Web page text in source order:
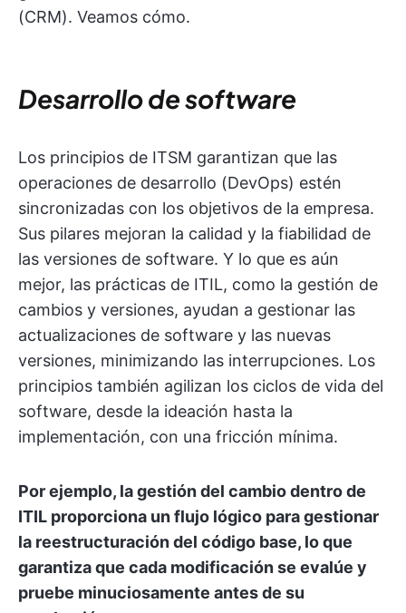
(CRM). Veamos cómo.
Desarrollo de software
Los principios de ITSM garantizan que las
operaciones de desarrollo (DevOps) estén
sincronizadas con los objetivos de la empresa.
Sus pilares mejoran la calidad y la fiabilidad de
las versiones de software. Y lo que es aún
mejor, las prácticas de ITIL, como la gestión de
cambios y versiones, ayudan a gestionar las
actualizaciones de software y las nuevas
versiones, minimizando las interrupciones. Los
principios también agilizan los ciclos de vida del
software, desde la ideación hasta la
implementación, con una fricción mínima.
Por ejemplo, la gestión del cambio dentro de
ITIL proporciona un flujo lógico para gestionar
la reestructuración del código base, lo que
garantiza que cada modificación se evalúe y
pruebe minuciosamente antes de su